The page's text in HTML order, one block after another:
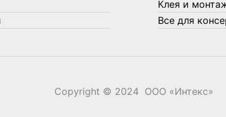
Клея и
Все для
Copyright © 2024 ООО «‎Интекс»‎